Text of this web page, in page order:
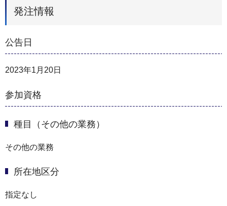
発注情報
公告日
2023年1月20日
参加資格
種目（その他の業務）
その他の業務
所在地区分
指定なし